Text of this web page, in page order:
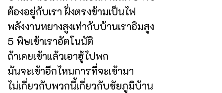
ต้องอยู่กับเรา ฝั่งตรงข้ามเป็นไฟ
พลังงานหยางสูงเท่ากับบ้านเราอิมสูง
5 พิษเข้าเราอัตโนมัติ
ถ้าเคยเข้าแล้วเอาฮู้ไปพก
มันจะเข้าอีกไหมการที่จะเข้ามา
ไม่เกี่ยวกับพวกนี้เกี่ยวกับชัยภูมิบ้าน